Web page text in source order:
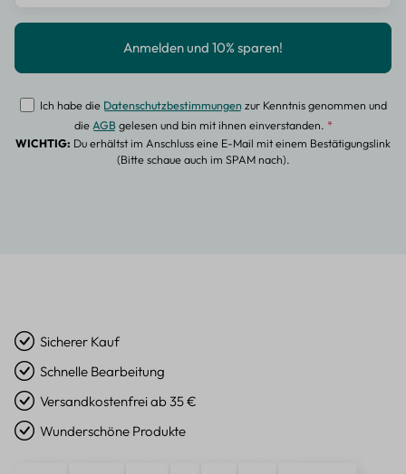
Ich habe die Datenschutzbestimmungenzur Kenntnis genommen und
dieAGBgelesen und bin mit ihnen einverstanden. *
WICHTIG: Du erhältst im Anschluss eine E-Mail mit einem Bestätigungslink
(Bitte schaue auch im SPAM nach).
Sicherer Kauf
Schnelle Bearbeitung
Versandkostenfrei ab 35 €
Wunderschöne Produkte